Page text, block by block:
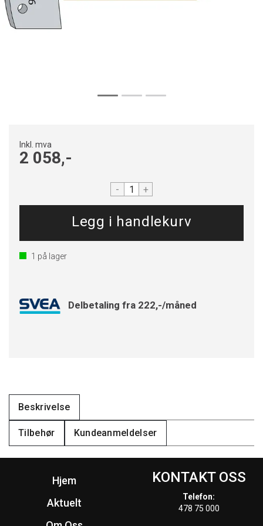
Inkl. mva
2 058,-
- +
1 på lager
Delbetaling fra 222,-/måned
Beskrivelse
Tilbehør Kundeanmeldelser
Hjem
Aktuelt
KONTAKT OSS
Telefon:
478 75 000